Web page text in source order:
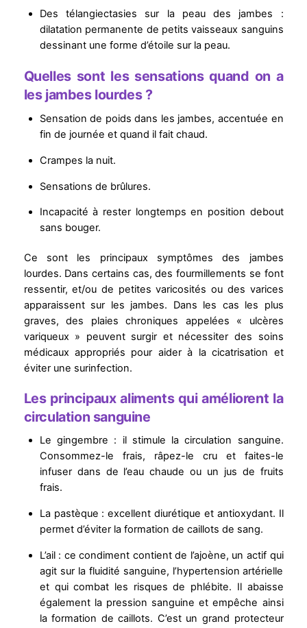
Des télangiectasies sur la peau des jambes :
dilatation permanente de petits vaisseaux sanguins
dessinant une forme d’étoile sur la peau.
Quelles sont les sensations quand on a
les jambes lourdes ?
Sensation de poids dans les jambes, accentuée en
fin de journée et quand il fait chaud.
Crampes la nuit.
Sensations de brûlures.
Incapacité à rester longtemps en position debout
sans bouger.
Ce sont les principaux symptômes des jambes
lourdes. Dans certains cas, des fourmillements se font
ressentir, et/ou de petites varicosités ou des varices
apparaissent sur les jambes. Dans les cas les plus
graves, des plaies chroniques appelées « ulcères
variqueux » peuvent surgir et nécessiter des soins
médicaux appropriés pour aider à la cicatrisation et
éviter une surinfection.
Les principaux aliments qui améliorent la
circulation sanguine
Le gingembre : il stimule la circulation sanguine.
Consommez-le frais, râpez-le cru et faites-le
infuser dans de l’eau chaude ou un jus de fruits
frais.
La pastèque : excellent diurétique et antioxydant. Il
permet d’éviter la formation de caillots de sang.
L’ail : ce condiment contient de l’ajoène, un actif qui
agit sur la fluidité sanguine, l’hypertension artérielle
et qui combat les risques de phlébite. Il abaisse
également la pression sanguine et empêche ainsi
la formation de caillots. C’est un grand protecteur